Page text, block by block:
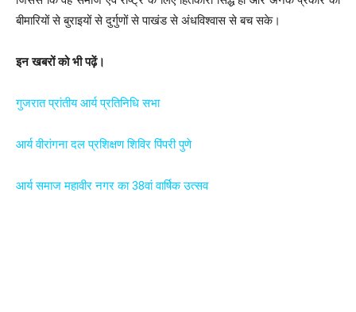
बीमारियों से बुराइयों से दुर्गुणों से पाखंड से अंधविश्वास से बच सके।
इन खबरों को भी पढ़ें।
गुजरात प्रांतीय आर्य प्रतिनिधि सभा
आर्य वीरांगना दल प्रशिक्षण शिविर पिंपरी पुणे
आर्य समाज महावीर नगर का 38वां वार्षिक उत्सव